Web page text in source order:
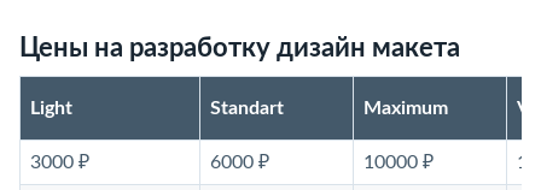
Цены на разработку дизайн макета
Light Standart Maximum
3000 ₽ 6000 ₽ 10000 ₽